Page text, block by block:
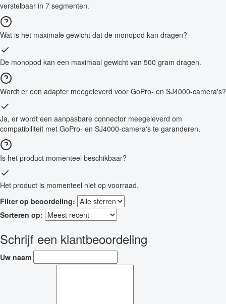
verstelbaar in 7 segmenten.
Wat is het maximale gewicht dat de monopod kan dragen?
De monopod kan een maximaal gewicht van 500 gram dragen.
Wordt er een adapter meegeleverd voor GoPro- en SJ4000-camera's?
Ja, er wordt een aanpasbare connector meegeleverd om
compatibiliteit met GoPro- en SJ4000-camera's te garanderen.
Is het product momenteel beschikbaar?
Het product is momenteel niet op voorraad.
Filter op beoordeling:
Sorteren op:
Schrijf een klantbeoordeling
Uw naam